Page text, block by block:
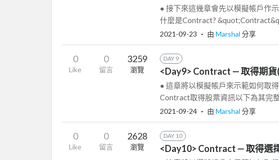
● 接下來這幾章會先以模擬帳戶作
什麼是Contract?
2021-09-23 ‧ 由 Marshal 分享
0
Like
0
留言
3259
瀏覽
DAY 9
<Day9> Contract — 取得期
● 這章將以模擬帳戶來示範如何取
Contract取得股票資訊以下為其完
2021-09-24 ‧ 由 Marshal 分享
0
Like
0
留言
2628
瀏覽
DAY 10
<Day10> Contract — 取得選